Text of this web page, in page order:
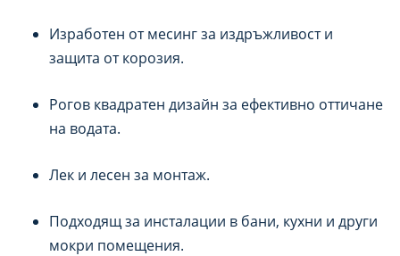
Изработен от месинг за издръжливост и
защита от корозия.
Рогов квадратен дизайн за ефективно оттичане
на водата.
Лек и лесен за монтаж.
Подходящ за инсталации в бани, кухни и други
мокри помещения.